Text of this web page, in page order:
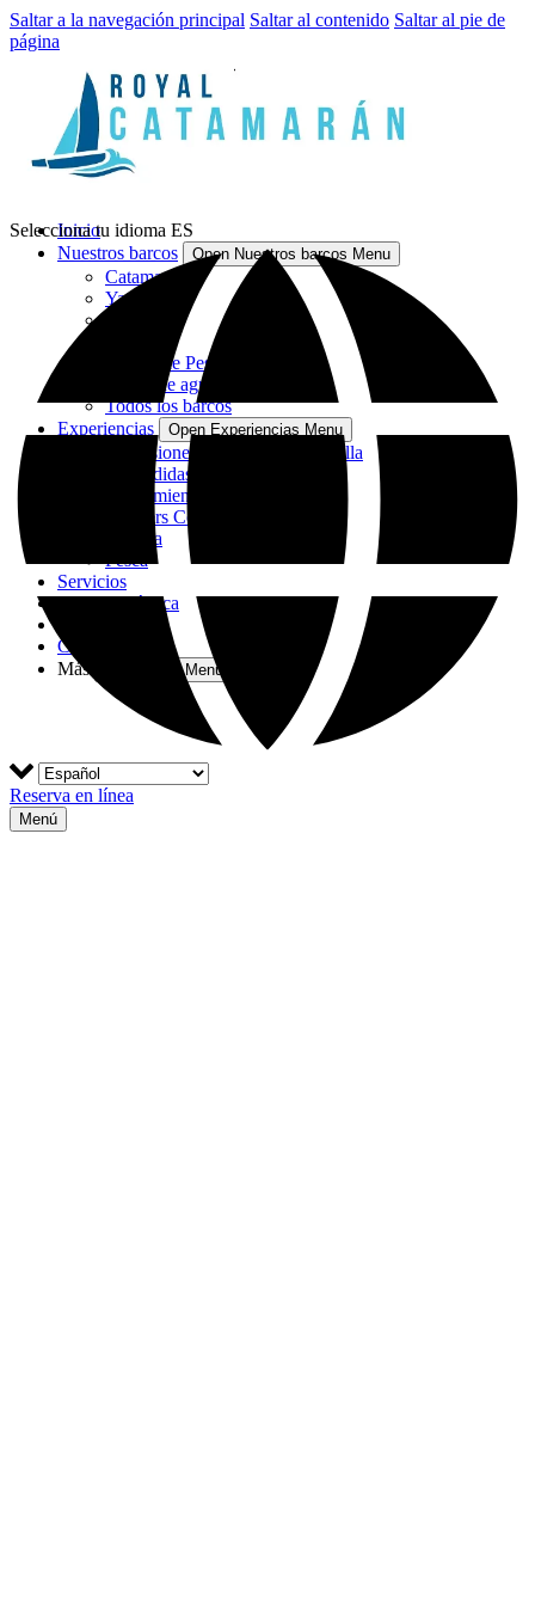
Saltar a la navegación principal Saltar al contenido Saltar al pie de
página
Inicio
Nuestros barcos
Open Nuestros barcos Menu
Catamaranes
Yates
Barcos de Pesca
Motos de agua
Todos los barcos
Experiencias
Open Experiencias Menu
Excursiones en grupo en Marbella
Despedidas de soltera
Avistamiento de Delfines
Charters Corporativos
Regatta
Pesca
Servicios
Escuela Náutica
Contacto
Más
Open More Menu
Selecciona tu idioma ES
Reserva en línea
Menú